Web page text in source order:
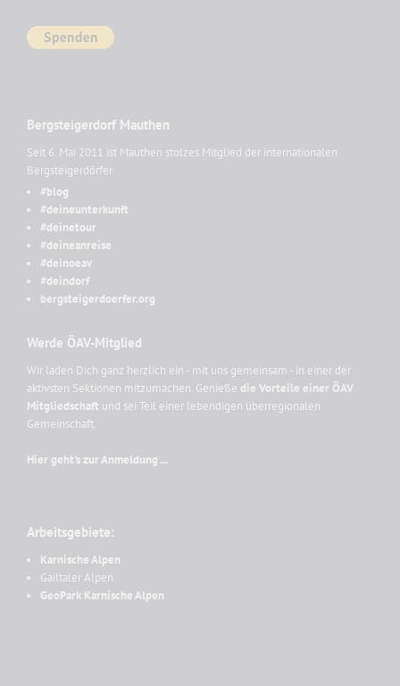
Bergsteigerdorf Mauthen
Seit 6. Mai 2011 ist Mauthen stolzes Mitglied der internationalen
Bergsteigerdörfer
#blog
#deineunterkunft
#deinetour
#deineanreise
#deinoeav
#deindorf
bergsteigerdoerfer.org
Werde ÖAV-Mitglied
Wir laden Dich ganz herzlich ein - mit uns gemeinsam - in einer der
aktivsten Sektionen mitzumachen. Genieße die Vorteile einer ÖAV
Mitgliedschaft und sei Teil einer lebendigen überregionalen
Gemeinschaft.
Hier geht's zur Anmeldung ...
Arbeitsgebiete:
Karnische Alpen
Gailtaler Alpen
GeoPark Karnische Alpen